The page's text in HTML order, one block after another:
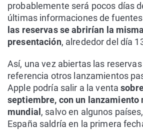
probablemente será pocos días
últimas informaciones de
las reservas se abrirían la
presentación, alrededor del día
Así, una vez abiertas las
referencia otros lanzamientos
Apple podría salir a la venta
septiembre, con un
mundial , salvo en algunos
España saldría en la primera